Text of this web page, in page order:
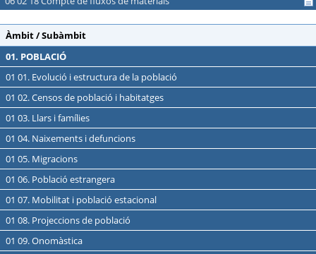
Àmbit / Subàmbit
01. POBLACIÓ
01 01. Evolució i estructura de la població
01 02. Censos de població i habitatges
01 03. Llars i famílies
01 04. Naixements i defuncions
01 05. Migracions
01 06. Població estrangera
01 07. Mobilitat i població estacional
01 08. Projeccions de població
01 09. Onomàstica